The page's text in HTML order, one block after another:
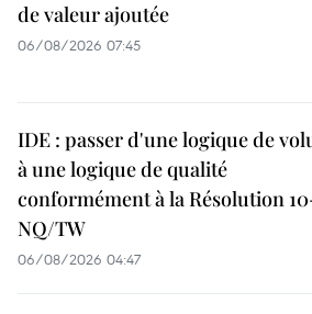
de valeur ajoutée
06/08/2026 07:45
IDE : passer d'une logique de
à une logique de qualité
conformément à la Résolution
NQ/TW
06/08/2026 04:47